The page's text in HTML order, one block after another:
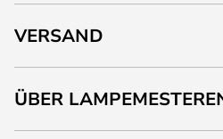
VERSAND
ÜBER